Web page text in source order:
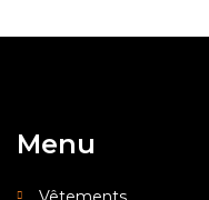
Menu